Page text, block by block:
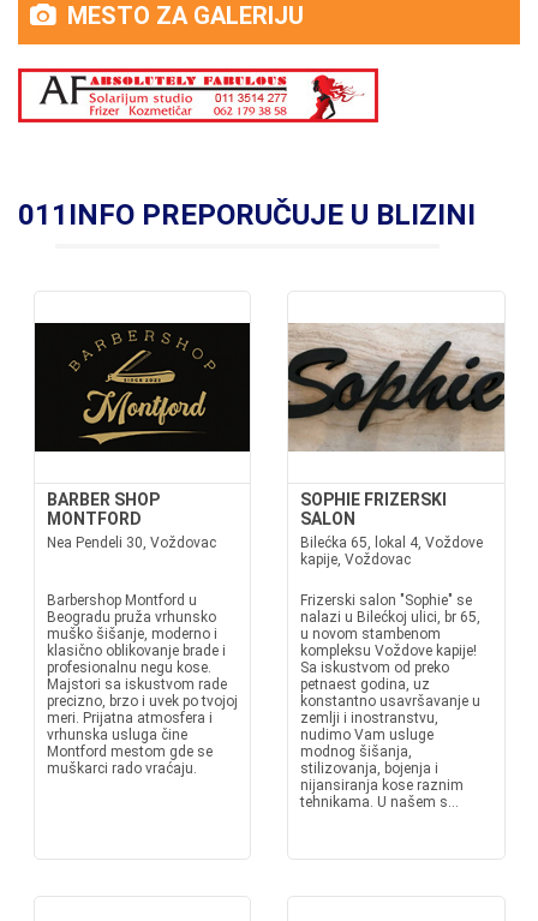
MESTO ZA GALERIJU
011INFO PREPORUČUJE U BLIZINI
BARBER SHOP
MONTFORD
Nea Pendeli 30, Voždovac
Barbershop Montford u
Beogradu pruža vrhunsko
muško šišanje, moderno i
klasično oblikovanje brade i
profesionalnu negu kose.
Majstori sa iskustvom rade
precizno, brzo i uvek po tvojoj
meri. Prijatna atmosfera i
vrhunska usluga čine
Montford mestom gde se
muškarci rado vraćaju.
SOPHIE FRIZERSKI
SALON
Bilećka 65, lokal 4, Voždove
kapije, Voždovac
Frizerski salon "Sophie" se
nalazi u Bilećkoj ulici, br 65,
u novom stambenom
kompleksu Voždove kapije!
Sa iskustvom od preko
petnaest godina, uz
konstantno usavršavanje u
zemlji i inostranstvu,
nudimo Vam usluge
modnog šišanja,
stilizovanja, bojenja i
nijansiranja kose raznim
tehnikama. U našem s...